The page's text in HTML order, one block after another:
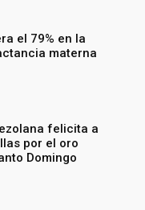
el 79% en la
materna
felicita a
por el oro
Domingo